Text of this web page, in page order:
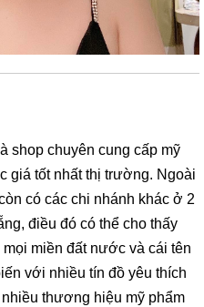
shop chuyên cung cấp mỹ
giá tốt nhất thị trường. Ngoài
có các chi nhánh khác ở 2
điều đó có thể cho thấy
miền đất nước và cái tên
với nhiều tín đồ yêu thích
thương hiệu mỹ phẩm